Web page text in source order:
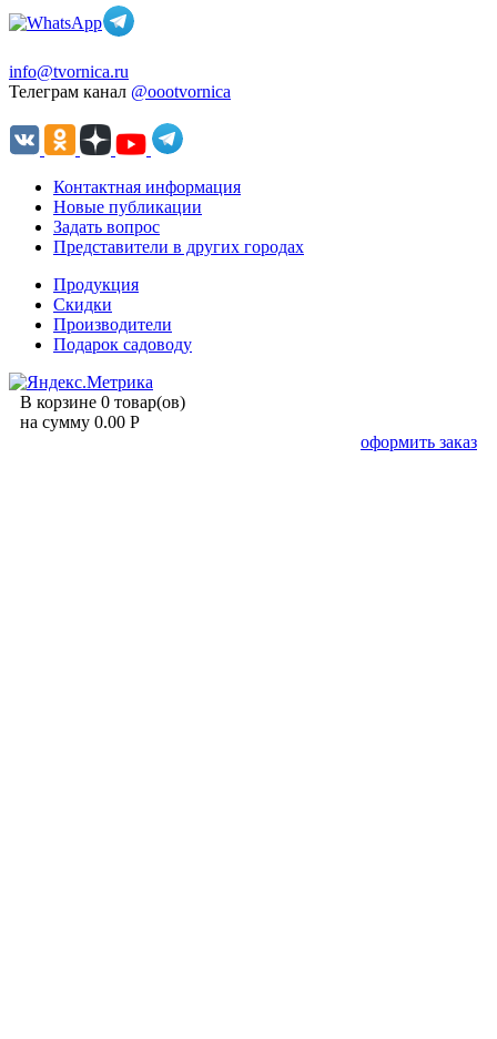
info@tvornica.ru
Телеграм канал @oootvornica
Контактная информация
Новые публикации
Задать вопрос
Представители в других городах
Продукция
Скидки
Производители
Подарок садоводу
В корзине 0 товар(ов)
на сумму 0.00 Р
оформить заказ